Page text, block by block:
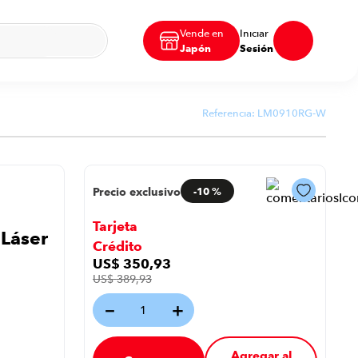
Vende en
Japón
Iniciar
Sesión
Referencia: LM0910RG-W
Precio exclusivo -10 %
Tarjeta
Crédito
US$ 350,93
US$ 389,93
＋
－